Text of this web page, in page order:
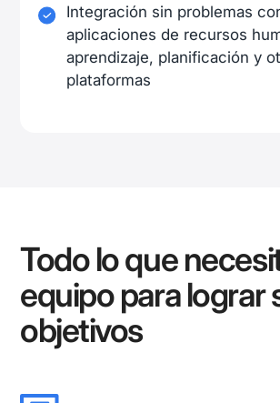
Integración sin problemas
aplicaciones de recursos
aprendizaje, planificación y
plataformas
Todo lo que
equipo para lograr
objetivos